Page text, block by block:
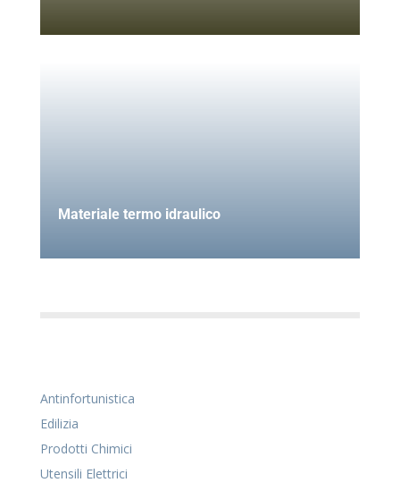
Materiale termo idraulico
Antinfortunistica
Edilizia
Prodotti Chimici
Utensili Elettrici